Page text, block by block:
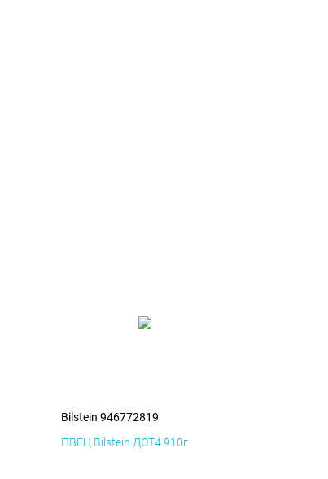
Bilstein 946772819
ПВЕЦ Bilstein ДОТ4 910г